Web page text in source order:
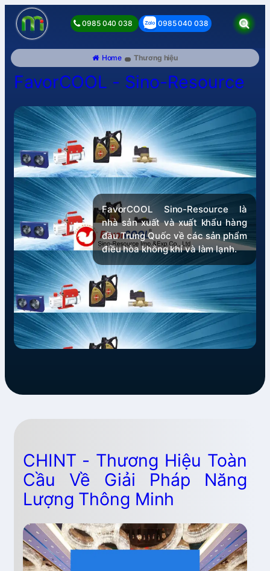
0985 040 038 0985 040 038
Home Thương hiệu
FavorCOOL - Sino-Resource
FavorCOOL Sino-Resource là
nhà sản xuất và xuất khẩu hàng
đầu Trung Quốc về các sản phẩm
điều hòa không khí và làm lạnh.
CHINT - Thương Hiệu Toàn
Cầu Về Giải Pháp Năng
Lượng Thông Minh